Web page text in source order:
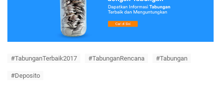
#TabunganTerbaik2017 #TabunganRencana #Tabungan
#Deposito